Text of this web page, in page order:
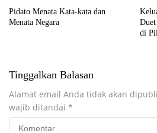
Pidato Menata Kata-kata dan
Menata Negara
di
Tinggalkan Balasan
Alamat email Anda tidak akan
wajib ditandai *